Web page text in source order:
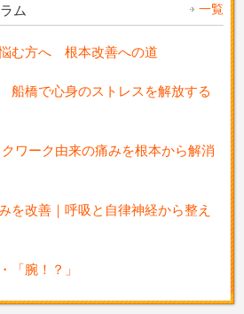
ム 一覧
む方へ 根本改善への道
橋で心身のストレスを解放する
ワーク由来の痛みを根本から解消
を改善｜呼吸と自律神経から整え
「腕！？」